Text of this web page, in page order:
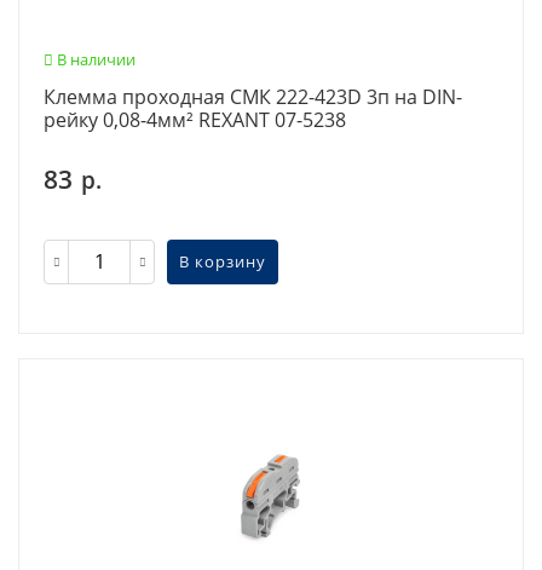
В наличии
Клемма проходная СМК 222-423D 3п на DIN-
рейку 0,08-4мм² REXANT 07-5238
83 р.
В корзину